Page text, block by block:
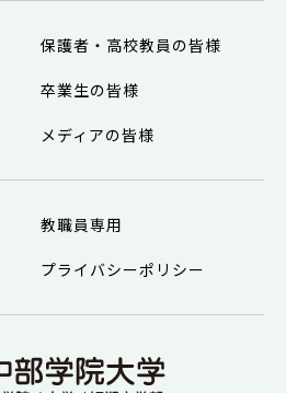
保護者・高校教員の皆様
卒業生の皆様
メディアの皆様
教職員専用
プライバシーポリシー